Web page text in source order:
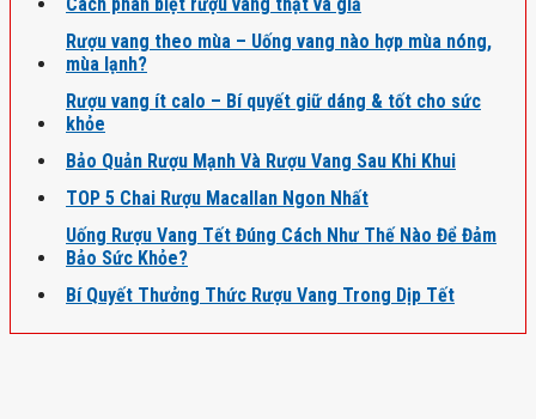
Rượu vang theo mùa – Uống vang nào hợp mùa nóng,
mùa lạnh?
Rượu vang ít calo – Bí quyết giữ dáng & tốt cho sức
khỏe
Bảo Quản Rượu Mạnh Và Rượu Vang Sau Khi Khui
TOP 5 Chai Rượu Macallan Ngon Nhất
Uống Rượu Vang Tết Đúng Cách Như Thế Nào Để Đảm
Bảo Sức Khỏe?
Bí Quyết Thưởng Thức Rượu Vang Trong Dịp Tết